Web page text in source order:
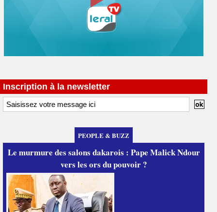
Inscription à la newsletter
PEOPLE & BUZZ
Le murmure des salons dakarois : Pape Malick Ndour
vers les ors du pouvoir ?